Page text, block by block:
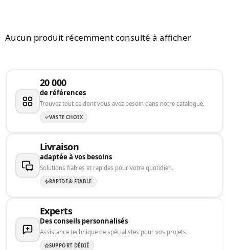
Aucun produit récemment consulté à afficher
20 000
de références
Trouvez tout ce dont vous avez besoin dans notre catalogue.
VASTE CHOIX
Livraison
adaptée à vos besoins
Solutions fiables et rapides pour votre quotidien.
RAPIDE & FIABLE
Experts
Des conseils personnalisés
Assistance technique de spécialistes pour vos projets.
SUPPORT DÉDIÉ